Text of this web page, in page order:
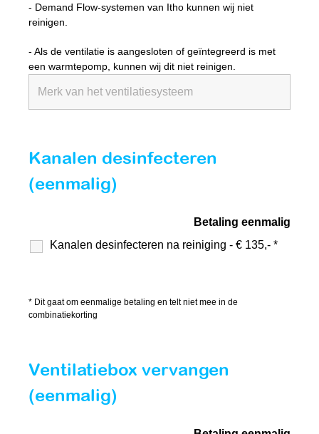
- Demand Flow-systemen van Itho kunnen wij niet
reinigen.
- Als de ventilatie is aangesloten of geïntegreerd is met
een warmtepomp, kunnen wij dit niet reinigen.
Kanalen desinfecteren
(eenmalig)
Betaling eenmalig
Kanalen desinfecteren na reiniging - € 135,- *
* Dit gaat om eenmalige betaling en telt niet mee in de
combinatiekorting
Ventilatiebox vervangen
(eenmalig)